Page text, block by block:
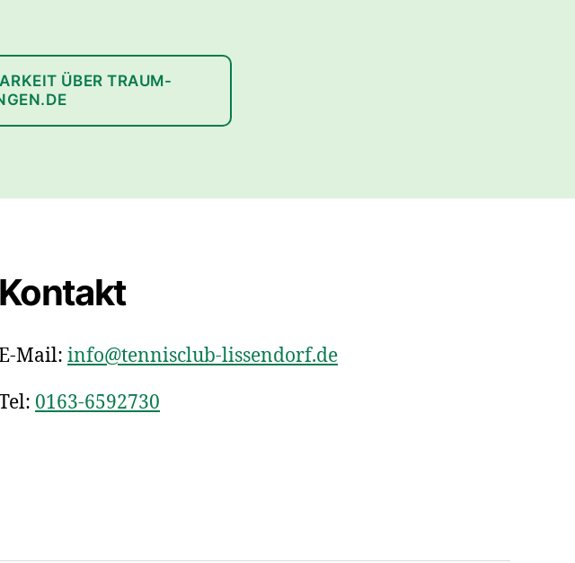
ÜBER TRAUM-
Kontakt
Mail: info@tennisclub-lissendorf.de
0163-6592730